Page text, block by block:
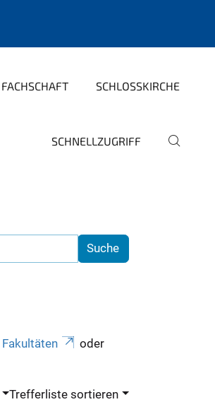
FACHSCHAFT SCHLOSSKIRCHE
SCHNELLZUGRIFF
Fakultäten
oder
Trefferliste sortieren